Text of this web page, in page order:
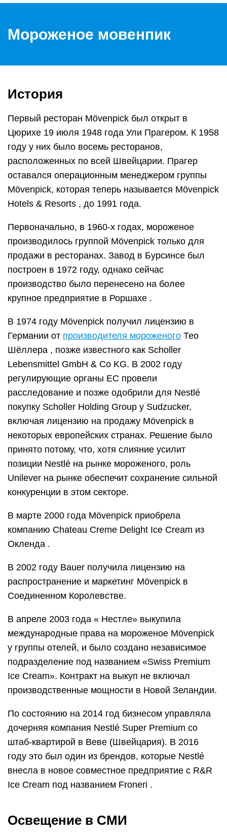
Мороженое мовенпик
История
Первый ресторан Mövenpick был открыт в
Цюрихе 19 июля 1948 года Ули Прагером. К 1958
году у них было восемь ресторанов,
расположенных по всей Швейцарии. Прагер
оставался операционным менеджером группы
Mövenpick, которая теперь называется Mövenpick
Hotels & Resorts , до 1991 года.
Первоначально, в 1960-х годах, мороженое
производилось группой Mövenpick только для
продажи в ресторанах. Завод в Бурсинсе был
построен в 1972 году, однако сейчас
производство было перенесено на более
крупное предприятие в Роршахе .
В 1974 году Mövenpick получил лицензию в
Германии от производителя мороженого Тео
Шёллера , позже известного как Scholler
Lebensmittel GmbH & Co KG. В 2002 году
регулирующие органы ЕС провели
расследование и позже одобрили для Nestlé
покупку Scholler Holding Group у Sudzucker,
включая лицензию на продажу Mövenpick в
некоторых европейских странах. Решение было
принято потому, что, хотя слияние усилит
позиции Nestlé на рынке мороженого, роль
Unilever на рынке обеспечит сохранение сильной
конкуренции в этом секторе.
В марте 2000 года Mövenpick приобрела
компанию Chateau Creme Delight Ice Cream из
Окленда .
В 2002 году Bauer получила лицензию на
распространение и маркетинг Mövenpick в
Соединенном Королевстве.
В апреле 2003 года « Нестле» выкупила
международные права на мороженое Mövenpick
у группы отелей, и было создано независимое
подразделение под названием «Swiss Premium
Ice Cream». Контракт на выкуп не включал
производственные мощности в Новой Зеландии.
По состоянию на 2014 год бизнесом управляла
дочерняя компания Nestlé Super Premium со
штаб-квартирой в Веве (Швейцария). В 2016
году это был один из брендов, которые Nestlé
внесла в новое совместное предприятие с R&R
Ice Cream под названием Froneri .
Освещение в СМИ